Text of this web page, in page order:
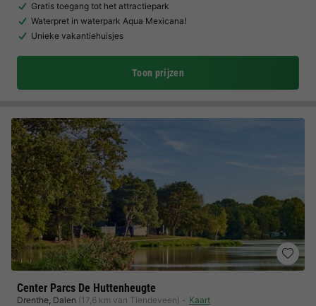
Gratis toegang tot het attractiepark
Waterpret in waterpark Aqua Mexicana!
Unieke vakantiehuisjes
Toon prijzen
Center Parcs De Huttenheugte
Drenthe, Dalen (17,6 km van Tiendeveen) Kaart